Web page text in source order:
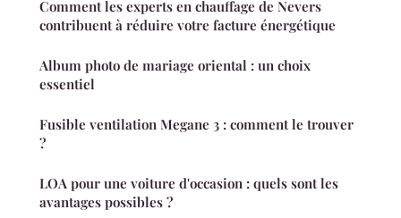
Comment les experts en chauffage de Nevers
contribuent à réduire votre facture énergétique
Album photo de mariage oriental : un choix
essentiel
Fusible ventilation Megane 3 : comment le trouver
?
LOA pour une voiture d'occasion : quels sont les
avantages possibles ?